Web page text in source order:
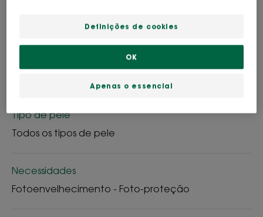
Tipo de pele
Todos os tipos de pele
Necessidades
Fotoenvelhecimento - Foto-proteção
Definições de cookies
Apenas o essencial
OK